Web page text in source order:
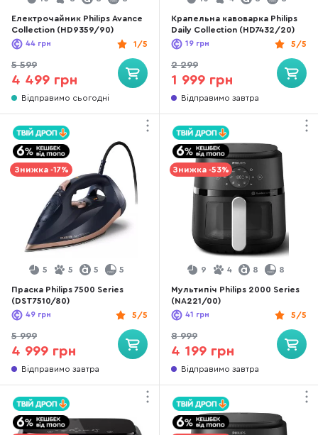
Електрочайник Philips Avance
Collection (HD9359/90)
1/5
44 грн
5 599
4 499 грн
Відправимо сьогодні
Крапельна кавоварка Philips
Daily Collection (HD7432/20)
5/5
19 грн
2 299
1 999 грн
Відправимо завтра
Знижка -17%
5 5 5 5
Праска Philips 7500 Series
(DST7510/80)
5/5
49 грн
5 999
4 999 грн
Відправимо завтра
Знижка -53%
9 4 8 8
Мультипіч Philips 2000 Series
(NA221/00)
5/5
41 грн
8 999
4 199 грн
Відправимо завтра